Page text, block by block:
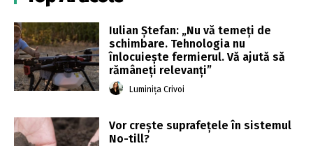
Iulian Ștefan: „Nu vă temeți de
schimbare. Tehnologia nu
înlocuiește fermierul. Vă ajută să
rămâneți relevanți”
Luminița Crivoi
Vor crește suprafețele în sistemul
No-till?